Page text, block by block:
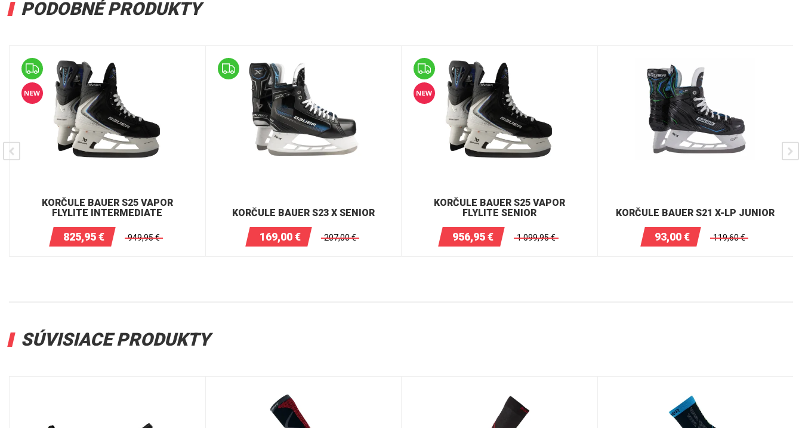
PODOBNÉ PRODUKTY
KORČULE BAUER S25 VAPOR
FLYLITE INTERMEDIATE
825,95€ 949,95€
KORČULE BAUER S23 X SENIOR
169,00€ 207,00€
KORČULE BAUER S25 VAPOR
FLYLITE SENIOR
956,95€ 1 099,95€
KORČULE BAUER S21 X-LP JUNIOR
93,00€ 119,60€
SÚVISIACE PRODUKTY